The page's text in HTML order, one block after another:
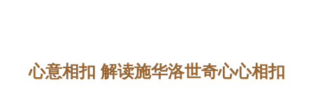
心意相扣 解读施华洛世奇心心相扣